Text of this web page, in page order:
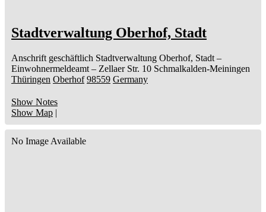
Stadtverwaltung Oberhof, Stadt
Anschrift geschäftlich Stadtverwaltung Oberhof, Stadt –
Einwohnermeldeamt – Zellaer Str. 10 Schmalkalden-Meiningen
Thüringen Oberhof 98559 Germany
Show Notes
Show Map |
No Image Available